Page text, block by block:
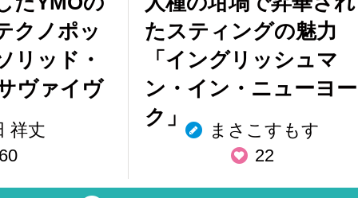
クノポッ
リッド・
ヴァイヴ
祥丈
たスティングの魅力
「イングリッシュマ
ン・イン・ニューヨー
ク」
まさこすもす
22